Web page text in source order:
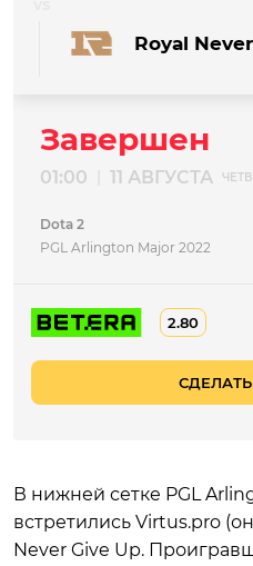
Royal
Завершен
01:00 11 АВГУСТА
Dota 2
PGL Arlington Major 2022
2.80
В нижней сетке PGL
встретились Virtus.pro
Never Give Up.